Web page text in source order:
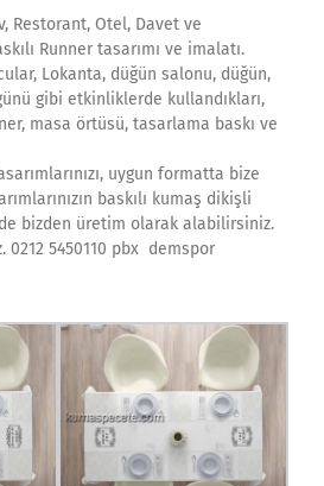
Restorant, Otel, Davet ve
Runner tasarımı ve imalatı.
Lokanta, düğün salonu, düğün,
gibi etkinliklerde kullandıkları,
masa örtüsü, tasarlama baskı ve
uygun formatta bize
baskılı kumaş dikişli
bizden üretim olarak alabilirsiniz.
5450110 pbx demspor